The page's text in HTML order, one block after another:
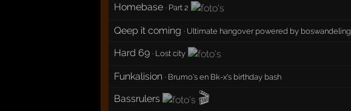
Homebase · Part 2
Qeep it coming · Ultimate hangover powered by boswandeling
Hard 69 · Lost city
Funkalision · Brumo's en Bk-x's birthday bash
Bassrulers
🎬